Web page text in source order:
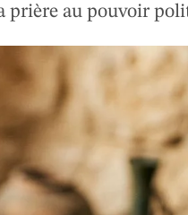
prière au pouvoir